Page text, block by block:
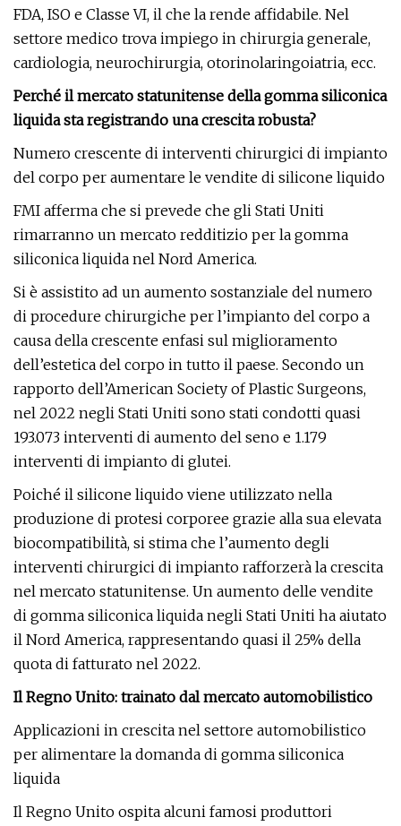
FDA, ISO e Classe VI, il che la rende affidabile. Nel
settore medico trova impiego in chirurgia generale,
cardiologia, neurochirurgia, otorinolaringoiatria, ecc.
Perché il mercato statunitense della gomma siliconica
liquida sta registrando una crescita robusta?
Numero crescente di interventi chirurgici di impianto
del corpo per aumentare le vendite di silicone liquido
FMI afferma che si prevede che gli Stati Uniti
rimarranno un mercato redditizio per la gomma
siliconica liquida nel Nord America.
Si è assistito ad un aumento sostanziale del numero
di procedure chirurgiche per l’impianto del corpo a
causa della crescente enfasi sul miglioramento
dell’estetica del corpo in tutto il paese. Secondo un
rapporto dell’American Society of Plastic Surgeons,
nel 2022 negli Stati Uniti sono stati condotti quasi
193.073 interventi di aumento del seno e 1.179
interventi di impianto di glutei.
Poiché il silicone liquido viene utilizzato nella
produzione di protesi corporee grazie alla sua elevata
biocompatibilità, si stima che l’aumento degli
interventi chirurgici di impianto rafforzerà la crescita
nel mercato statunitense. Un aumento delle vendite
di gomma siliconica liquida negli Stati Uniti ha aiutato
il Nord America, rappresentando quasi il 25% della
quota di fatturato nel 2022.
Il Regno Unito: trainato dal mercato automobilistico
Applicazioni in crescita nel settore automobilistico
per alimentare la domanda di gomma siliconica
liquida
Il Regno Unito ospita alcuni famosi produttori